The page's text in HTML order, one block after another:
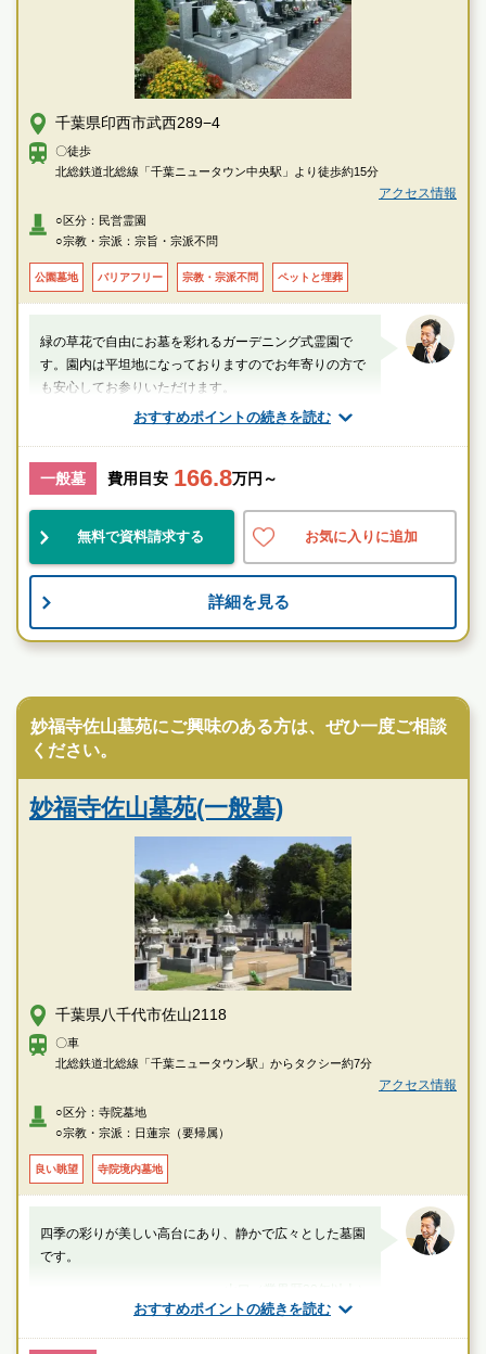
千葉県印西市武西289−4
〇徒歩
北総鉄道北総線「千葉ニュータウン中央駅」より徒歩約15分
アクセス情報
○区分：民営霊園
○宗教・宗派：宗旨・宗派不問
公園墓地 バリアフリー 宗教・宗派不問 ペットと埋葬
おすすめポイントの続きを読む
緑の草花で自由にお墓を彩れるガーデニング式霊園で
す。園内は平坦地になっておりますのでお年寄りの方で
も安心してお参りいただけます。
山口（業界歴20年以上）
千葉県 印西市 千葉ニュータウン中央駅
宗教不問
お墓のことなら何でもご相談ください
現地を見学して実際の雰囲気をお確かめください
霊園墓地のプロフェッショナルが無料でご案内いたしま
一般墓 費用目安 166.8万円～
無料で資料請求する お気に入りに追加
詳細を見る
妙福寺佐山墓苑にご興味のある方は、ぜひ一度ご相談
ください。
妙福寺佐山墓苑(一般墓)
千葉県八千代市佐山2118
〇車
北総鉄道北総線「千葉ニュータウン駅」からタクシー約7分
アクセス情報
○区分：寺院墓地
○宗教・宗派：日蓮宗（要帰属）
良い眺望 寺院境内墓地
おすすめポイントの続きを読む
四季の彩りが美しい高台にあり、静かで広々とした墓園
です。
千葉県 八千代市 千葉ニュータウン中央駅